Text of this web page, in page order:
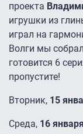
проекта
игрушки из
играл на
Волги мы
готовится 6
пропустите!
Вторник, 15
Среда, 16